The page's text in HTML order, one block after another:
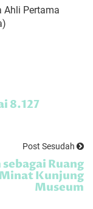
Ahli Pertama
8.127
Post Sesudah
Ruang
Kunjung
Museum